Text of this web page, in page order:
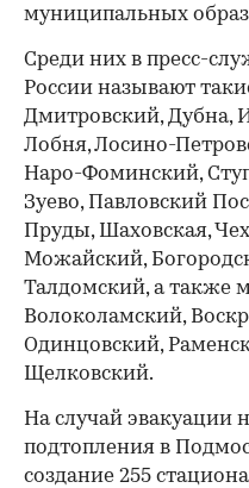
муниципальных
Среди них в пресс-
России называют
Дмитровский, Дубна,
Лобня, Лосино-
Наро-Фоминский,
Зуево, Павловский
Пруды, Шаховская,
Можайский,
Талдомский, а также
Волоколамский,
Одинцовский,
Щелковский.
На случай эвакуации
подтопления в
создание 255